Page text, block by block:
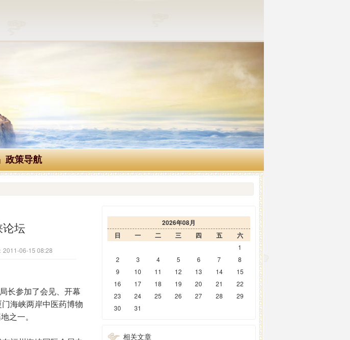
| 政策导航
坛
2011-06-15 08:28
长参加了会见、开幕
海峡两岸中医药博物
之一。
2026年08月
日
一 二 三 四 五 六
1
2
3 4 5 6 7
8
9
10 11 12 13 14
15
16
17 18 19 20 21
22
23
24 25 26 27 28
29
30
31
相关文章